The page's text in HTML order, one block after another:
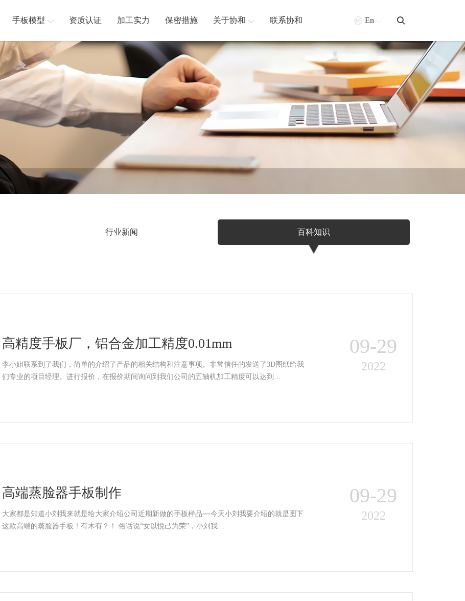
手板模型 资质认证 加工实力 保密措施 关于协和 联系协和 En
行业新闻 百科知识
高精度手板厂，铝合金加工精度0.01mm
李小姐联系到了我们，简单的介绍了产品的相关结构和注意事项。非常信任的发送了3D图纸给我
们专业的项目经理。进行报价，在报价期间询问到我们公司的五轴机加工精度可以达到…
09-29
2022
高端蒸脸器手板制作
大家都是知道小刘我来就是给大家介绍公司近期新做的手板样品~~今天小刘我要介绍的就是图下
这款高端的蒸脸器手板！有木有？！ 俗话说“女以悦己为荣”，小刘我…
09-29
2022